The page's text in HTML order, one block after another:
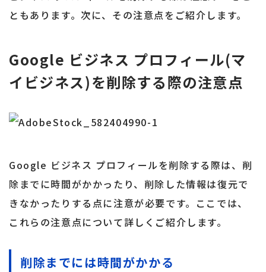
ともあります。次に、その注意点をご紹介します。
Google ビジネス プロフィール(マ
イビジネス)を削除する際の注意点
Google ビジネス プロフィールを削除する際は、削
除までに時間がかかったり、削除した情報は復元で
きなかったりする点に注意が必要です。ここでは、
これらの注意点について詳しくご紹介します。
削除までには時間がかかる